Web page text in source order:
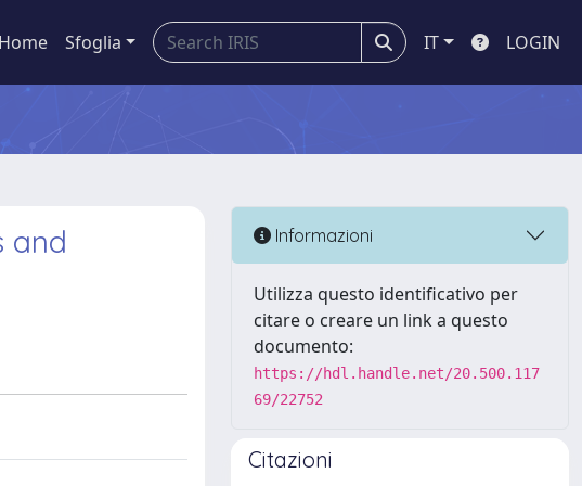
Home Sfoglia IT LOGIN
and
Informazioni
Utilizza questo identificativo per
citare o creare un link a questo
documento:
https://hdl.handle.net/20.500.117
69/22752
Citazioni